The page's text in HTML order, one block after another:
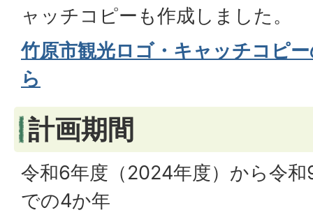
ャッチコピーも作成しました。
竹原市観光ロゴ・キャッチコピ
ら
計画期間
令和6年度（2024年度）から令
での4か年